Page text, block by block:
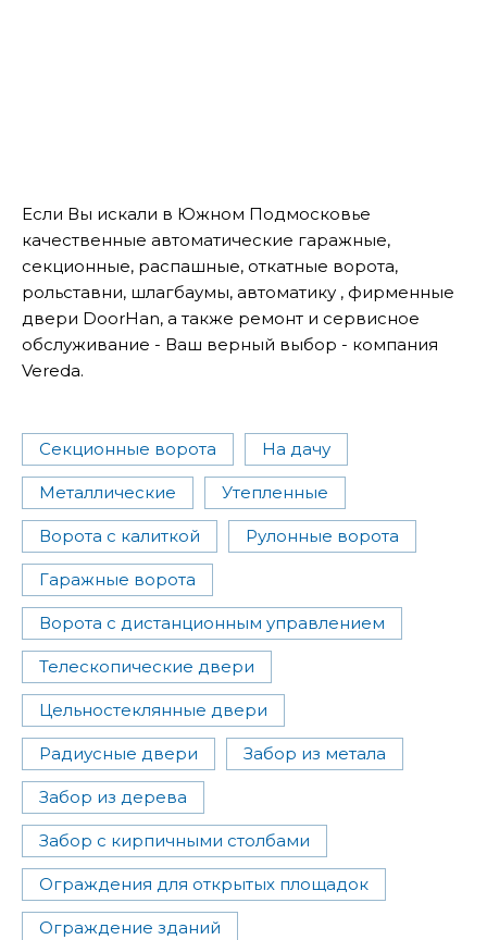
Если Вы искали в Южном Подмосковье
качественные автоматические гаражные,
секционные, распашные, откатные ворота,
рольставни, шлагбаумы, автоматику , фирменные
двери DoorHan, а также ремонт и сервисное
обслуживание - Ваш верный выбор - компания
Vereda.
Секционные ворота На дачу
Металлические Утепленные
Ворота с калиткой Рулонные ворота
Гаражные ворота
Ворота с дистанционным управлением
Телескопические двери
Цельностеклянные двери
Радиусные двери Забор из метала
Забор из дерева
Забор с кирпичными столбами
Ограждения для открытых площадок
Ограждение зданий